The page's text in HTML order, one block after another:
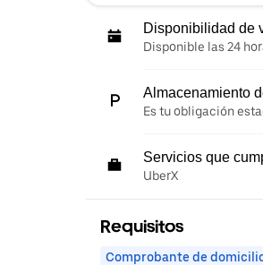
Disponibilidad de
Disponible las 24
Almacenamiento
Es tu obligación
Servicios que
UberX
Requisitos
Comprobante de